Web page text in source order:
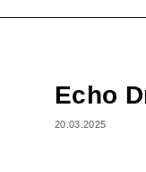
Echo
20.03.2025